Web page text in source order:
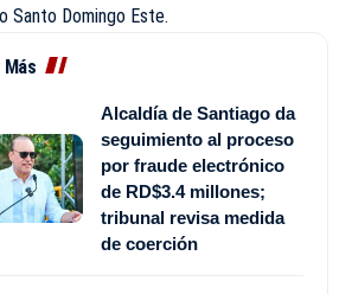
Santo Domingo Este.
Alcaldía de Santiago da
seguimiento al proceso
por fraude electrónico
de RD$3.4 millones;
tribunal revisa medida
de coerción